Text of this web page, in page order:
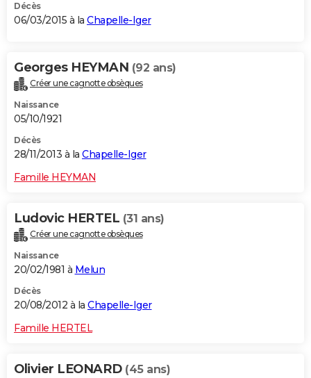
Décès
06/03/2015 à la Chapelle-Iger
Georges HEYMAN (92 ans)
Créer une cagnotte obsèques
Naissance
05/10/1921
Décès
28/11/2013 à la Chapelle-Iger
Famille HEYMAN
Ludovic HERTEL (31 ans)
Créer une cagnotte obsèques
Naissance
20/02/1981 à Melun
Décès
20/08/2012 à la Chapelle-Iger
Famille HERTEL
Olivier LEONARD (45 ans)